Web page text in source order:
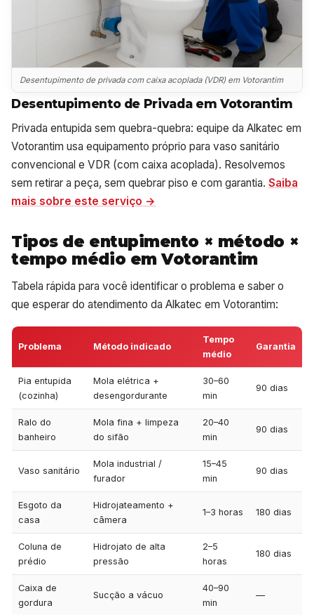
Desentupimento de privada com caixa acoplada (VDR) em Votorantim
Desentupimento de Privada em Votorantim
Privada entupida sem quebra-quebra: equipe da Alkatec em
Votorantim usa equipamento próprio para vaso sanitário
convencional e VDR (com caixa acoplada). Resolvemos
sem retirar a peça, sem quebrar piso e com garantia. Saiba
mais sobre este serviço →
Tipos de entupimento × método ×
tempo médio em Votorantim
Tabela rápida para você identificar o problema e saber o
que esperar do atendimento da Alkatec em Votorantim:
Problema Método indicado
Tempo
médio
Garantia
Pia entupida
(cozinha)
Mola elétrica +
desengordurante
30–60
min
90 dias
Ralo do
banheiro
Mola fina + limpeza
do sifão
20–40
min
90 dias
Vaso sanitário
Mola industrial /
furador
15–45
min
90 dias
Esgoto da
casa
Hidrojateamento +
câmera
1–3 horas 180 dias
Coluna de
prédio
Hidrojato de alta
pressão
2–5
horas
180 dias
Caixa de
gordura
Sucção a vácuo
40–90
min
—